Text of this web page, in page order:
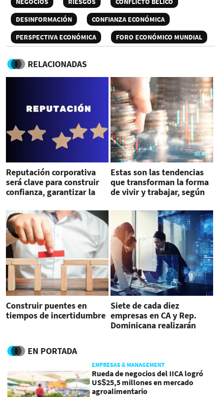
DESINFORMACIÓN
CONFIANZA ECONÓMICA
PERSPECTIVA ECONÓMICA
FORO ECONÓMICO MUNDIAL
RELACIONADAS
Reputación corporativa
será clave para construir
confianza, garantizar la
el valor financiero
Estas son las tendencias
que transforman la forma
de vivir y trabajar, según
Construir puentes en
tiempos de incertidumbre
Siete de cada diez
empresas en CA y Rep.
Dominicana realizarán
EN PORTADA
EMPRESAS & MANAGEMENT
Rueda de negocios del IICA logró
US$25,5 millones en mercado
agroalimentario